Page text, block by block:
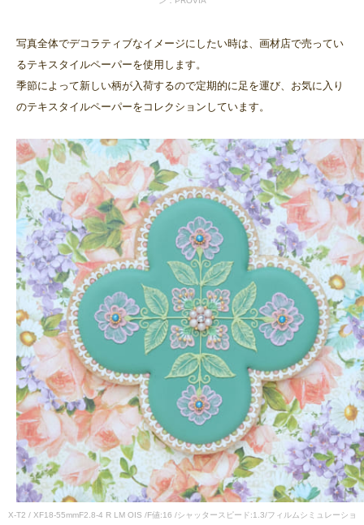
写真全体でデコラティブなイメージにしたい時は、画材店で売ってい
るテキスタイルペーパーを使用します。
季節によって新しい柄が入荷するので定期的に足を運び、お気に入り
のテキスタイルペーパーをコレクションしています。
X-T2 / XF18-55mmF2.8-4 R LM OIS /F値:16 /シャッタースピード:1.3/フィルムシミュレーショ